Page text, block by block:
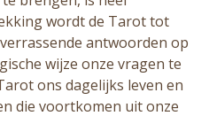
wordt de Tarot tot
antwoorden op
wijze onze vragen te
ons dagelijks leven en
die voortkomen uit onze